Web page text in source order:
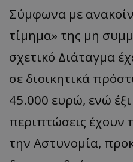
Σύμφωνα με
τίμημα» της μη
σχετικό Διάταγμα
σε διοικητικά
45.000 ευρώ, ενώ
περιπτώσεις έχουν
την Αστυνομία,